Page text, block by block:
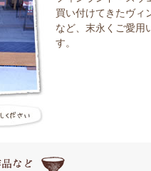
買い付けてきたヴィ
など、末永くご愛用
す。